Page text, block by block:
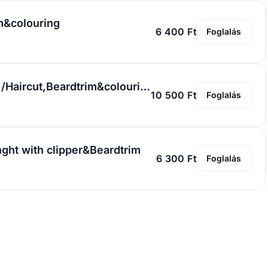
6 400 Ft Foglalás
Hajvágás&Szakálligazítás&szakállfestés /Haircut,Beardtrim&colouring
10 500 Ft Foglalás
with clipper&Beardtrim
6 300 Ft Foglalás